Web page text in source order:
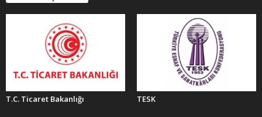
R
T.C. Ticaret Bakanlığı TESK